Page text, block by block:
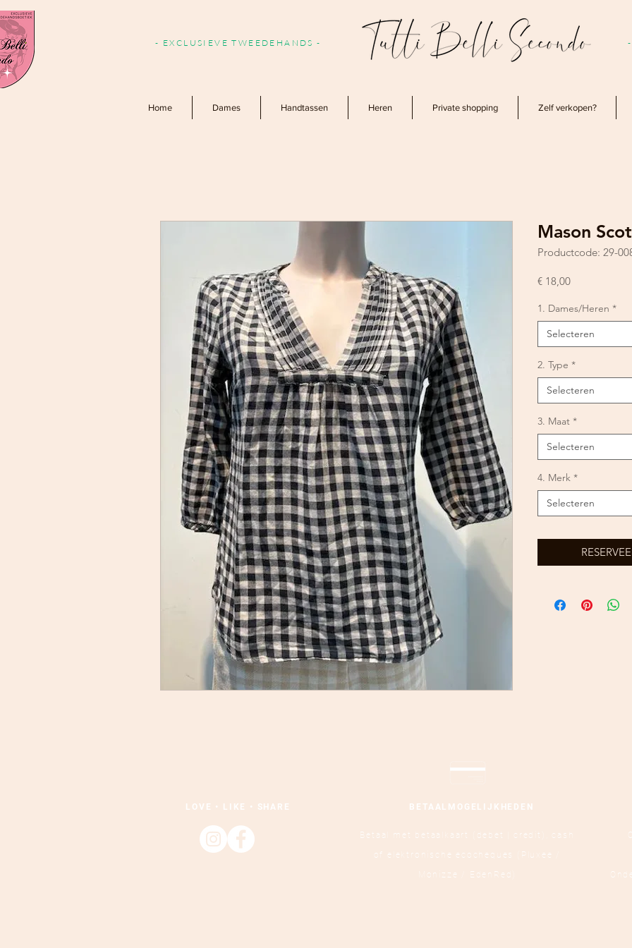
- EXCLUSIEVE TWEEDEHANDS -
Home Dames Handtassen Heren Private shopping Zelf verkopen?
Mason
Productcode: 29-
€ 18,00Prijs
1. Dames/Heren *
Selecteren
2. Type *
Selecteren
3. Maat *
Selecteren
4. Merk *
Selecteren
LOVE • LIKE • SHARE BETAALMOGELIJKHEDEN
Betaal met betaalkaart (debet | credit),
cash
of elektronische ecocheques (Pluxee /
Monizze / EdenRed)